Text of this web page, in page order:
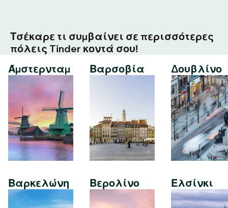
Τσέκαρε τι συμβαίνει σε περισσότερες
πόλεις Tinder κοντά σου!
Άμστερνταμ
Βαρκελώνη
Βαρσοβία
Βερολίνο
Δουβλίνο
Ελσίνκι